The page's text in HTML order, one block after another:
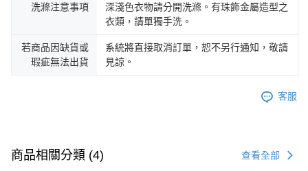
洗滌注意事項
深淺色衣物請分開洗滌。有珠飾金屬造型之
衣類，請單獨手洗。
若商品因缺貨或
瑕疵無法出貨
系統將直接取消訂單，恕不另行通知，敬請
見諒。
客服
商品相關分類 (4) 查看全部